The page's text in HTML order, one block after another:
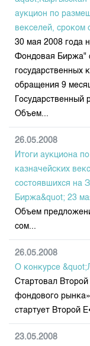
аукцион по
векселей, сроком
30 мая 2008 года
Фондовая Биржа"
государственных
обращения 9
Объем...
26.05.2008
Итоги аукциона
казначейских
состоявшихся на
Биржа&quot; 23
Объем
сом...
26.05.2008
О конкурсе
Стартовал
фондового
стартует Второй
23.05.2008